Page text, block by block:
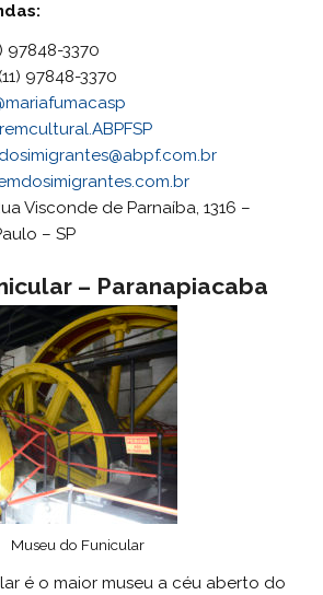
97848-3370
97848-3370
Visconde de Parnaíba, 1316 –
– SP
– Paranapiacaba
Museu do Funicular
é o maior museu a céu aberto do